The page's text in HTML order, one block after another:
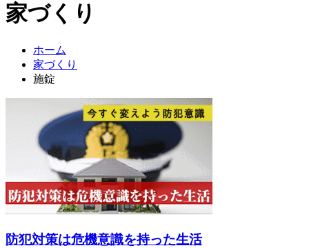
家づくり
ホーム
家づくり
施錠
防犯対策は危機意識を持った生活